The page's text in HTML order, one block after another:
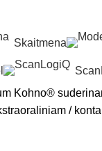
Skaitmena
Kohno®
/